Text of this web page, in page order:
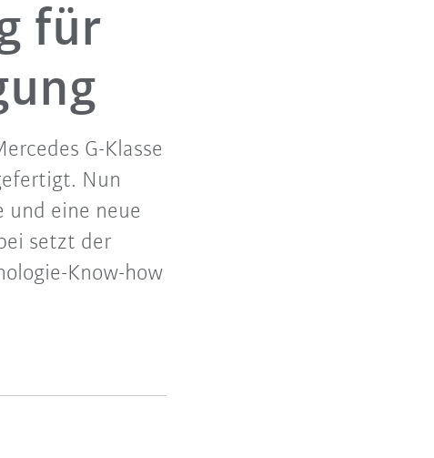
für
G-Klasse
Nun
eine neue
setzt der
Know-how